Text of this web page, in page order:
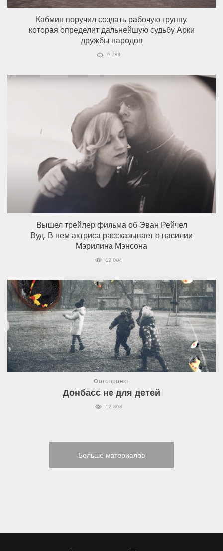
Кабмин поручил создать рабочую группу,
которая определит дальнейшую судьбу Арки
дружбы народов
9 789
Вышел трейлер фильма об Эван Рейчел
Вуд. В нем актриса рассказывает о насилии
Мэрилина Мэнсона
12 004
Фотопроект
Донбасс не для детей
12 303
Больше материалов